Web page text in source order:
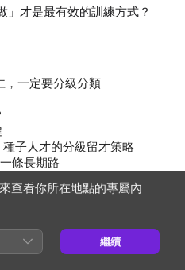
」才是最有效的訓練方式？
一定要分級分類
子人才的分級留才策略
條長期路
查看你所在地點的專屬內
繼續